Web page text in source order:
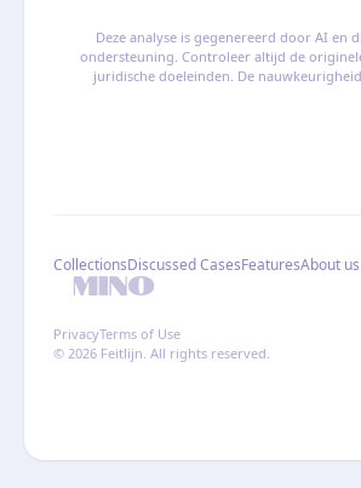
Deze analyse is gegenereerd door AI en
ondersteuning. Controleer altijd de
juridische doeleinden. De
CollectionsDiscussed CasesFeaturesAbout us
PrivacyTerms of Use
© 2026 Feitlijn. All rights reserved.